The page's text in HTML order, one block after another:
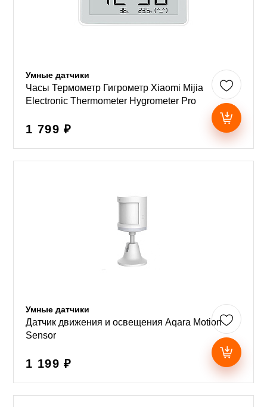
Умные датчики
Часы Термометр Гигрометр Xiaomi Mijia
Electronic Thermometer Hygrometer Pro
1 799 ₽
Умные датчики
Датчик движения и освещения Aqara Motion
Sensor
1 199 ₽